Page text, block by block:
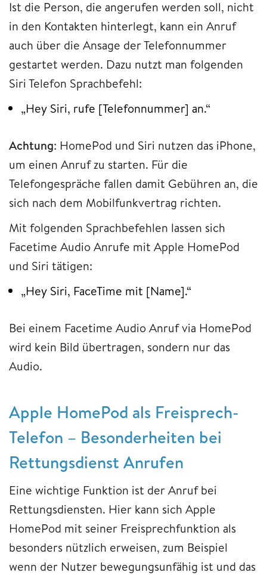
Ist die Person, die angerufen werden soll, nicht
in den Kontakten hinterlegt, kann ein Anruf
auch über die Ansage der Telefonnummer
gestartet werden. Dazu nutzt man folgenden
Siri Telefon Sprachbefehl:
„Hey Siri, rufe [Telefonnummer] an.“
Achtung: HomePod und Siri nutzen das iPhone,
um einen Anruf zu starten. Für die
Telefongespräche fallen damit Gebühren an, die
sich nach dem Mobilfunkvertrag richten.
Mit folgenden Sprachbefehlen lassen sich
Facetime Audio Anrufe mit Apple HomePod
und Siri tätigen:
„Hey Siri, FaceTime mit [Name].“
Bei einem Facetime Audio Anruf via HomePod
wird kein Bild übertragen, sondern nur das
Audio.
Apple HomePod als Freisprech-
Telefon – Besonderheiten bei
Rettungsdienst Anrufen
Eine wichtige Funktion ist der Anruf bei
Rettungsdiensten. Hier kann sich Apple
HomePod mit seiner Freisprechfunktion als
besonders nützlich erweisen, zum Beispiel
wenn der Nutzer bewegungsunfähig ist und das